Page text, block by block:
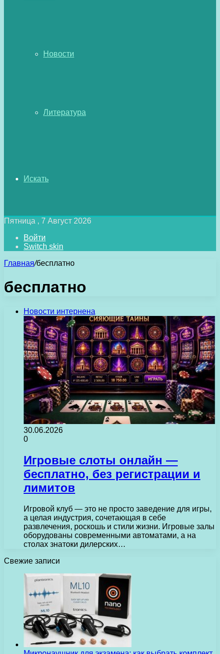
Новости
Литература
Искать
Пятница , 7 Август 2026
Войти
Switch skin
Главная/бесплатно
бесплатно
Новости интернена
30.06.2026
0
Игровые слоты онлайн —
бесплатно, без регистрации и
лимитов
Игровой клуб — это не просто заведение для игры,
а целая индустрия, сочетающая в себе
развлечения, роскошь и стили жизни. Игровые залы
оборудованы современными автоматами, а на
столах знатоки дилерских…
Свежие записи